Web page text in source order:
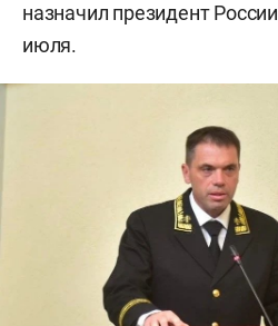
назначил президент России
июля.